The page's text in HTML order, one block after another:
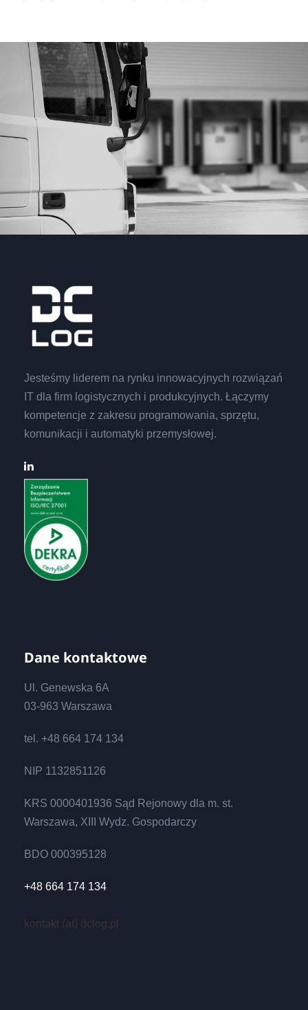
Jesteśmy liderem na rynku innowacyjnych rozwiązań
IT dla firm logistycznych i produkcyjnych. Łączymy
kompetencje z zakresu programowania, sprzętu,
komunikacji i automatyki przemysłowej.
Dane kontaktowe
Ul. Genewska 6A
03-963 Warszawa
tel. +48 664 174 134
NIP 1132851126
KRS 0000401936 Sąd Rejonowy dla m. st.
Warszawa, XIII Wydz. Gospodarczy
BDO 000395128
+48 664 174 134
kontakt (at) dclog.pl